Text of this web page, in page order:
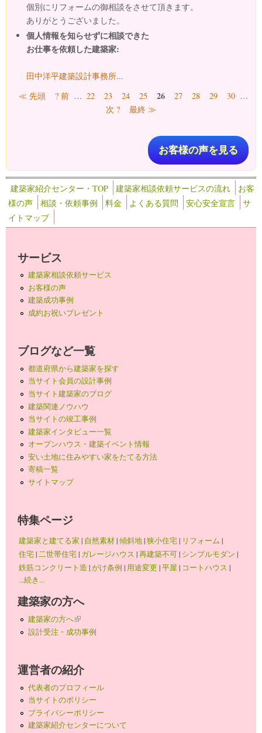
個別にリフォームの御相談をさせて頂きます。
ありがとうございました。
個人情報を知らせずに相談できた
お仕事を依頼した建築家:
田中洋平建築設計事務所...
ページ
≪ 先頭 ? 前 … 22 23 24 25 26 27 28 29 30 …
次 ?
最終 ≫
お客様の声を見る
建築家紹介センター・TOP 建築家相談依頼サービスの流れ
お客
様の声
相談・依頼事例 料金 よくある質問 安心安全宣言
サ
イトマップ
サービス
建築家相談依頼サービス
お客様の声
建築成功事例
成約お祝いプレゼント
ブログなど一覧
都道府県から建築家を探す
当サイト会員の設計事例
当サイト建築家のブログ
建築関連ノウハウ
当サイトの竣工事例
建築家インタビュー一覧
オープンハウス・建築イベント情報
安い土地に住みやすい家をたてる方法
寄稿一覧
サイトマップ
特集ページ
建築家と建てる家 | 自然素材|傾斜地|狭小住宅| リフォーム |
住宅|二世帯住宅| ガレージハウス |再建築不可| シンプルモダン |
鉄筋コンクリート造 |がけ条例 | 用途変更 |平屋 | コートハウス |
...続き...
建築家の方へ
建築家の方へ(link is external)
設計受注・成功事例
運営者の紹介
代表者のプロフィール
当サイトのポリシー
プライバシーポリシー
建築家紹介センターについて